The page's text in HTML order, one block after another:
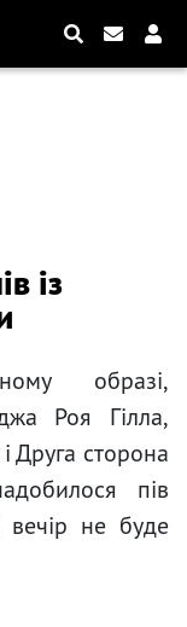
із
образі,
Роя Гілла,
Друга сторона
пів
вечір не буде